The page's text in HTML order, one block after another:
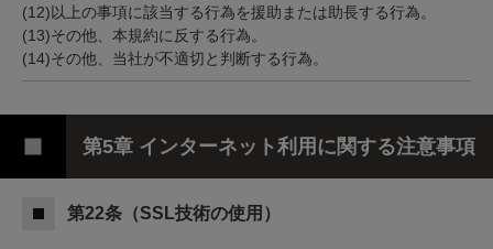
(12)以上の事項に該当する行為を援助または助長する行為。
(13)その他、本規約に反する行為。
(14)その他、当社が不適切と判断する行為。
第5章 インターネット利用に関する注意事項
第22条（SSL技術の使用）